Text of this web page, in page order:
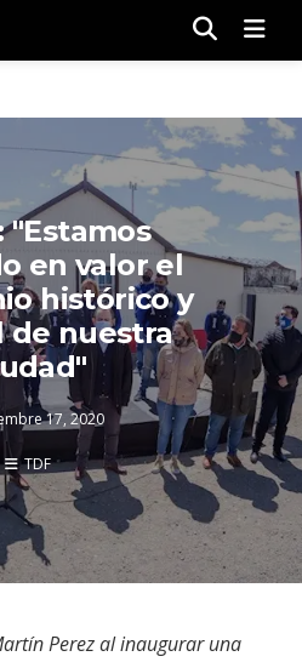
"Estamos
en valor el
histórico y
de nuestra
17, 2020
TDF
Perez al inaugurar una